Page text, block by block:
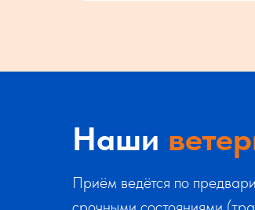
Наши
Приём ведётся по